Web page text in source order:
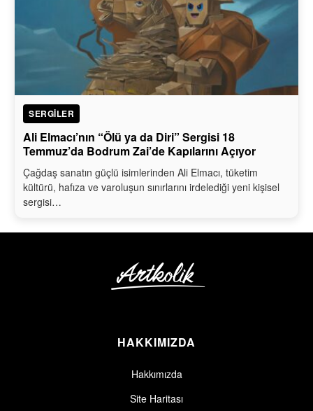
SERGILER
Ali Elmacı’nın “Ölü ya da Diri” Sergisi 18
Temmuz’da Bodrum Zai’de Kapılarını Açıyor
Çağdaş sanatın güçlü isimlerinden Ali Elmacı, tüketim
kültürü, hafıza ve varoluşun sınırlarını irdelediği yeni kişisel
sergisi…
HAKKIMIZDA
Hakkımızda
Site Haritası